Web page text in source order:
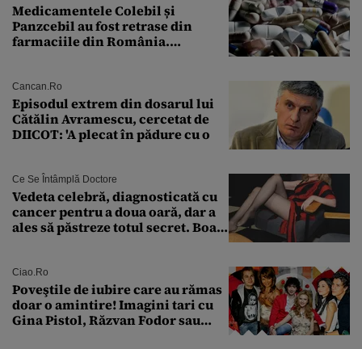
Medicamentele Colebil și
Panzcebil au fost retrase din
farmaciile din România.
Cancan.ro
Episodul extrem din dosarul lui
Cătălin Avramescu, cercetat de
DIICOT: 'A plecat în pădure cu o
Ce Se Întâmplă Doctore
Vedeta celebră, diagnosticată cu
cancer pentru a doua oară, dar a
ales să păstreze totul secret. Boala
Ciao.ro
Poveştile de iubire care au rămas
doar o amintire! Imagini tari cu
Gina Pistol, Răzvan Fodor sau